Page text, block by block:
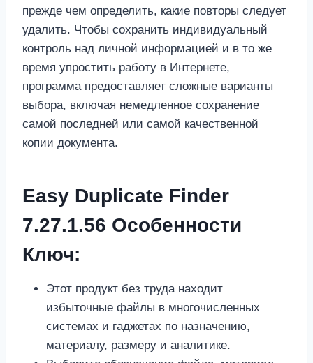
прежде чем определить, какие повторы следует
удалить. Чтобы сохранить индивидуальный
контроль над личной информацией и в то же
время упростить работу в Интернете,
программа предоставляет сложные варианты
выбора, включая немедленное сохранение
самой последней или самой качественной
копии документа.
Easy Duplicate Finder
7.27.1.56 Особенности
Ключ:
Этот продукт без труда находит
избыточные файлы в многочисленных
системах и гаджетах по назначению,
материалу, размеру и аналитике.